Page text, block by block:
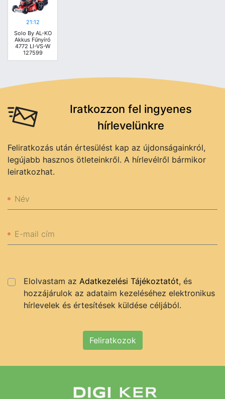
21:12
Solo By AL-KO
Akkus Fűnyíró
4772 LI-VS-W
127599
Iratkozzon fel ingyenes
hírlevelünkre
Feliratkozás után értesülést kap az újdonságainkról,
legújabb hasznos ötleteinkről. A hírlevélről bármikor
leiratkozhat.
Név
E-mail cím
Elolvastam az Adatkezelési Tájékoztatót, és
hozzájárulok az adataim kezeléséhez elektronikus
hírlevelek és értesítések küldése céljából.
Feliratkozok